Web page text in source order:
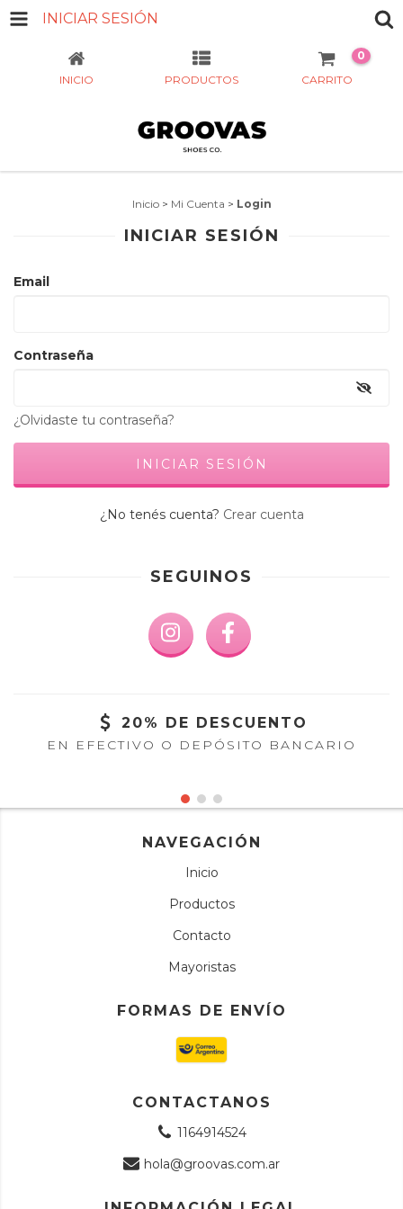
INICIAR SESIÓN
INICIO PRODUCTOS CARRITO
0
Inicio > Mi Cuenta > Login
INICIAR SESIÓN
Email
Contraseña
¿Olvidaste tu contraseña?
¿No tenés cuenta? Crear cuenta
SEGUINOS
20% DE DESCUENTO
EN EFECTIVO O DEPÓSITO BANCARIO
NAVEGACIÓN
Inicio
Productos
Contacto
Mayoristas
FORMAS DE ENVÍO
CONTACTANOS
1164914524
hola@groovas.com.ar